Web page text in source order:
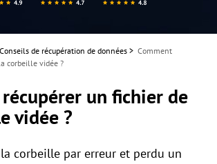
Conseils de récupération de données > Comment
corbeille vidée ?
un fichier de
vidée ?
corbeille par erreur et perdu un